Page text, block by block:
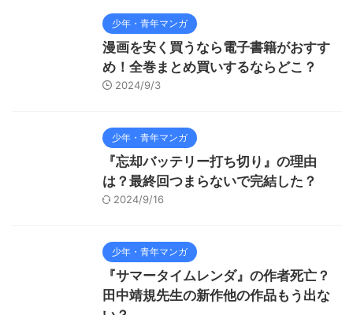
少年・青年マンガ
漫画を安く買うなら電子書籍がおすす
め！全巻まとめ買いするならどこ？
2024/9/3
少年・青年マンガ
『忘却バッテリー打ち切り』の理由
は？最終回つまらないで完結した？
2024/9/16
少年・青年マンガ
『サマータイムレンダ』の作者死亡？
田中靖規先生の新作他の作品もう出な